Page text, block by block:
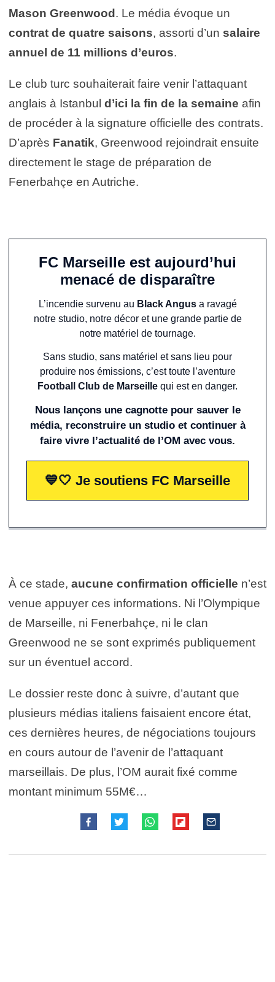
Mason Greenwood . Le média évoque un
contrat de quatre saisons, assorti d’un salaire
annuel de 11 millions d’euros.
Le club turc souhaiterait faire venir l’attaquant
anglais à Istanbul d’ici la fin de la semaine afin
de procéder à la signature officielle des contrats.
D’après Fanatik, Greenwood rejoindrait ensuite
directement le stage de préparation de
Fenerbahçe en Autriche.
FC Marseille est aujourd’hui
menacé de disparaître
L’incendie survenu au Black Angusa ravagé
notre studio, notre décor et une grande partie de
notre matériel de tournage.
Sans studio, sans matériel et sans lieu pour
produire nos émissions, c’est toute l’aventure
Football Club de Marseille qui est en danger.
Nous lançons une cagnotte pour sauver le
média, reconstruire un studio et continuer à
faire vivre l’actualité de l’OM avec vous.
💙🤍 Je soutiens FC Marseille
À ce stade, aucune confirmation officielle n’est
venue appuyer ces informations. Ni l’Olympique
de Marseille, ni Fenerbahçe, ni le clan
Greenwood ne se sont exprimés publiquement
sur un éventuel accord.
Le dossier reste donc à suivre, d’autant que
plusieurs médias italiens faisaient encore état,
ces dernières heures, de négociations toujours
en cours autour de l’avenir de l’attaquant
marseillais. De plus, l’OM aurait fixé comme
montant minimum 55M€…